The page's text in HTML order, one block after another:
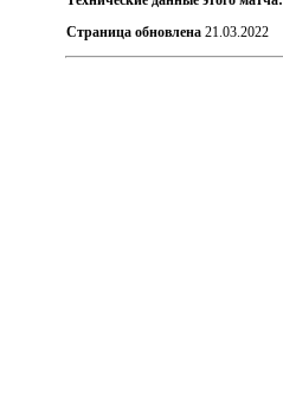
Страница обновлена 21.03.2022